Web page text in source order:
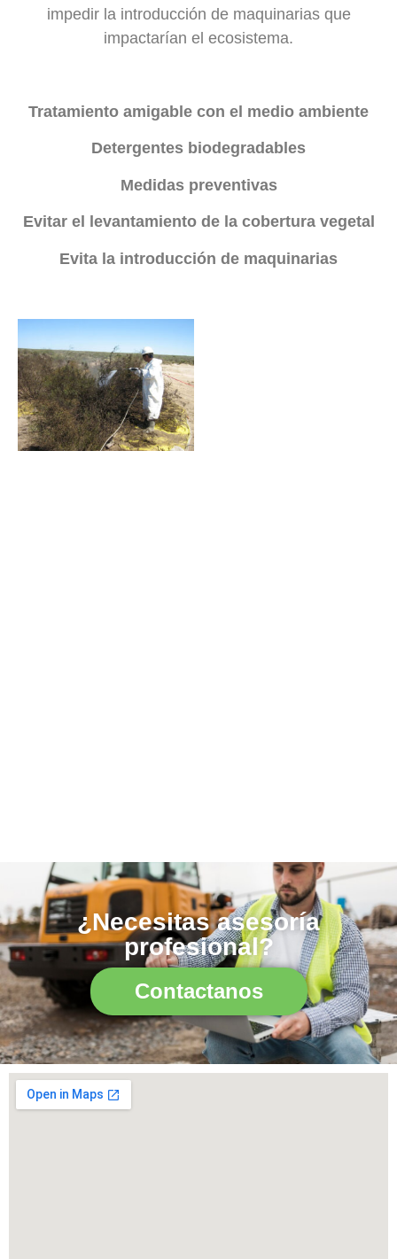
impedir la introducción de maquinarias que
impactarían el ecosistema.
Tratamiento amigable con el medio ambiente
Detergentes biodegradables
Medidas preventivas
Evitar el levantamiento de la cobertura vegetal
Evita la introducción de maquinarias
¿Necesitas asesoría
profesional?
Contactanos